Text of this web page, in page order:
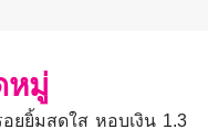
หมู่
ยยิ้มสดใส หอบเงิน 1.3